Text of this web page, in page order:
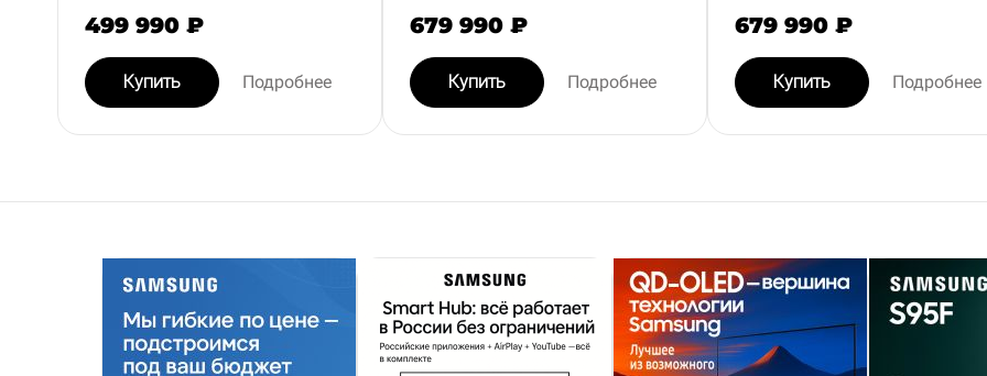
499 990 ₽
Купить Подробнее
679 990 ₽
Купить Подробнее
679 990 ₽
Купить Подробнее